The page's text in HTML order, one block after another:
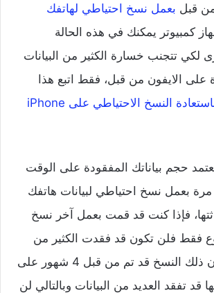
قبل بعمل نسخ احتياطي لهاتفك
كمبيوتر يمكنك في هذه الحالة
لكي تتجنب خسارة الكثير من البيانات
على الايفون من قبل، فقط اتبع هذا
باستعادة النسخ الاحتياطي على iPhone
حجم بياناتك المفقودة على الوقت
بعمل نسخ احتياطي لبيانات هاتفك
فإذا كنت قد قمت بعمل آخر نسخ
فقط فلن تكون قد فقدت الكثير من
البيانات، أما إذا كان ذلك النسخ قد تم من قبل 4 شهور على
قد تفقد العديد من البيانات وبالتالي لن